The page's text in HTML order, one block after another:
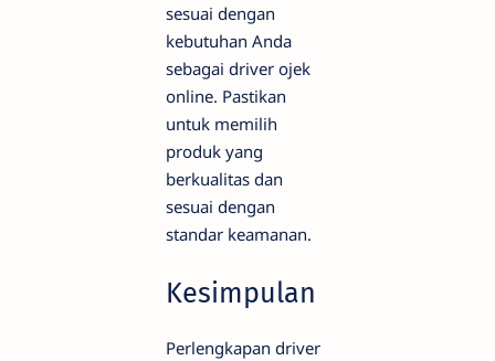
sesuai dengan
kebutuhan Anda
sebagai driver ojek
online. Pastikan
untuk memilih
produk yang
berkualitas dan
sesuai dengan
standar keamanan.
Kesimpulan
Perlengkapan driver